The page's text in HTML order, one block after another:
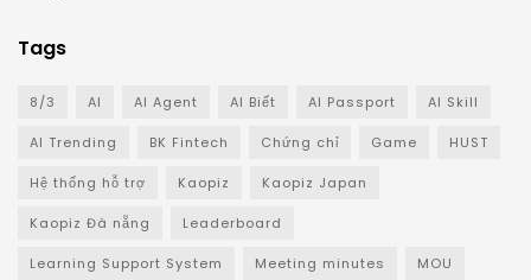
Tags
8/3 AI AI Agent AI Biết AI Passport AI Skill
AI Trending BK Fintech Chứng chỉ Game HUST
Hệ thống hỗ trợ Kaopiz Kaopiz Japan
Kaopiz Đà nẵng Leaderboard
Learning Support System Meeting minutes MOU